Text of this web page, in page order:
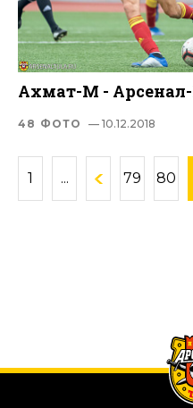
Ахмат-М - Арсенал-
48 ФОТО — 10.12.2018
1 ... 79 80